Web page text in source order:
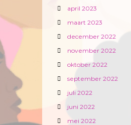
april 2023
maart 2023
december 2022
november 2022
oktober 2022
september 2022
juli 2022
juni 2022
mei 2022